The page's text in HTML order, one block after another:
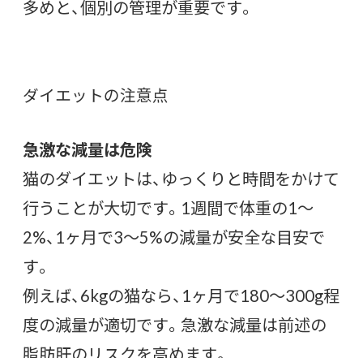
多めと、個別の管理が重要です。
ダイエットの注意点
急激な減量は危険
猫のダイエットは、ゆっくりと時間をかけて
行うことが大切です。1週間で体重の1〜
2%、1ヶ月で3〜5%の減量が安全な目安で
す。
例えば、6kgの猫なら、1ヶ月で180〜300g程
度の減量が適切です。急激な減量は前述の